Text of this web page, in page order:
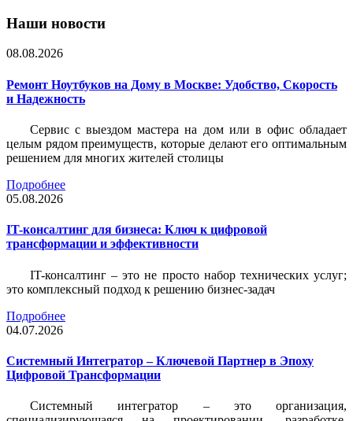
Наши новости
08.08.2026
Ремонт Ноутбуков на Дому в Москве: Удобство, Скорость
и Надежность
Сервис с выездом мастера на дом или в офис обладает
целым рядом преимуществ, которые делают его оптимальным
решением для многих жителей столицы
Подробнее
05.08.2026
IT-консалтинг для бизнеса: Ключ к цифровой
трансформации и эффективности
IT-консалтинг – это не просто набор технических услуг;
это комплексный подход к решению бизнес-задач
Подробнее
04.07.2026
Системный Интегратор – Ключевой Партнер в Эпоху
Цифровой Трансформации
Системный интегратор – это организация,